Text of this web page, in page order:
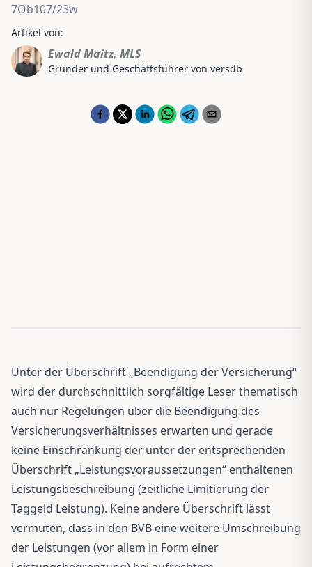
7Ob107/23w
Artikel von:
Ewald Maitz, MLS
Gründer und Geschäftsführer von versdb
Unter der Überschrift „Beendigung der Versicherung“
wird der durchschnittlich sorgfältige Leser thematisch
auch nur Regelungen über die Beendigung des
Versicherungsverhältnisses erwarten und gerade
keine Einschränkung der unter der entsprechenden
Überschrift „Leistungsvoraussetzungen“ enthaltenen
Leistungsbeschreibung (zeitliche Limitierung der
Taggeld Leistung). Keine andere Überschrift lässt
vermuten, dass in den BVB eine weitere Umschreibung
der Leistungen (vor allem in Form einer